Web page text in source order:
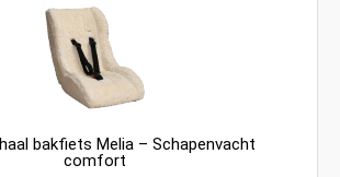
bakfiets Melia – Schapenvacht
comfort